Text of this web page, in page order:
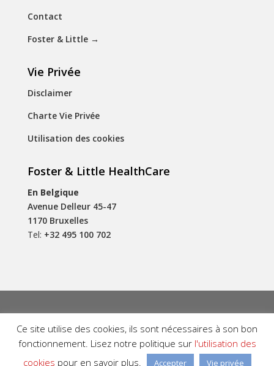
Contact
Foster & Little→
Vie Privée
Disclaimer
Charte Vie Privée
Utilisation des cookies
Foster & Little HealthCare
En Belgique
Avenue Delleur 45-47
1170 Bruxelles
Tel: +32 495 100 702
Foster & Little HealthCare © 2026 | Designed byBe
Quiet
Ce site utilise des cookies, ils sont nécessaires à son bon
fonctionnement. Lisez notre politique sur l'utilisation des
cookies pour en savoir plus. Accepter Vie privée